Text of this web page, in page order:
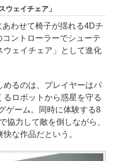
ウェイチェア」
わせて椅子が揺れる4Dチ
ントローラーでシューテ
ウェイチェア」として進化
るのは、プレイヤーはパ
ロボットから惑星を守る
ゲーム。同時に体験する8
協力して敵を倒しながら、
な作品だという。